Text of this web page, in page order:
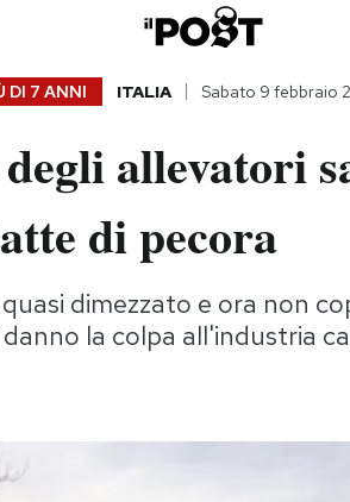
DI 7 ANNI ITALIA Sabato 9 febbraio
allevatori
di pecora
dimezzato e ora non
la colpa all'industria